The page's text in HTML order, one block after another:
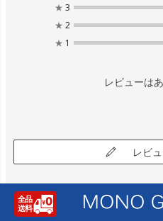
★ 3
★ 2
★ 1
レビューは
レビ